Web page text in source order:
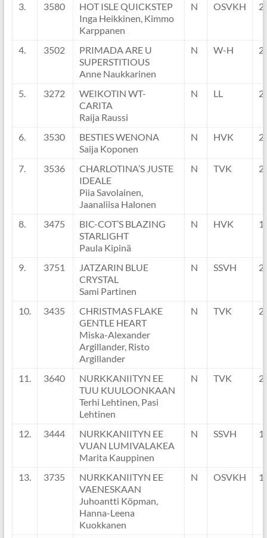
3. 3580
HOT ISLE QUICKSTEP
Inga Heikkinen, Kimmo
Karppanen
N OSVKH
4. 3502
PRIMADA ARE U
SUPERSTITIOUS
Anne Naukkarinen
N W-H
5. 3272
WEIKOTIN WT-
CARITA
Raija Raussi
N LL
6. 3530
BESTIES WENONA
Saija Koponen
N HVK
7. 3536
CHARLOTINA’S JUSTE
IDEALE
Piia Savolainen,
Jaanaliisa Halonen
N TVK
8. 3475
BIC-COT’S BLAZING
STARLIGHT
Paula Kipinä
N HVK
9. 3751
JATZARIN BLUE
CRYSTAL
Sami Partinen
N SSVH
10. 3435
CHRISTMAS FLAKE
GENTLE HEART
Miska-Alexander
Argillander, Risto
Argillander
N TVK
11. 3640
NURKKANIITYN EE
TUU KUULOONKAAN
Terhi Lehtinen, Pasi
Lehtinen
N TVK
12. 3444
NURKKANIITYN EE
VUAN LUMIVALAKEA
Marita Kauppinen
N SSVH
13. 3735
NURKKANIITYN EE
VAENESKAAN
Juhoantti Köpman,
Hanna-Leena
Kuokkanen
N OSVKH